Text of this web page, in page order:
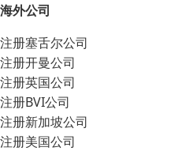
海外公司
注册塞舌尔公司
注册开曼公司
注册英国公司
注册BVI公司
注册新加坡公司
注册美国公司